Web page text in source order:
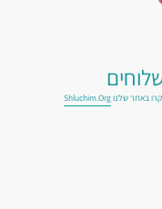
באתר שלנוShluchim.org